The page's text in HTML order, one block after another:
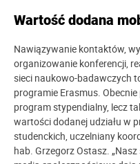
Wartość dodana
Nawiązywanie kontaktów,
organizowanie konferencji,
sieci naukowo-badawczych
programie Erasmus.
program stypendialny, lecz
wartości dodanej udziału w
studenckich, uczelniany
hab. Grzegorz Ostasz.